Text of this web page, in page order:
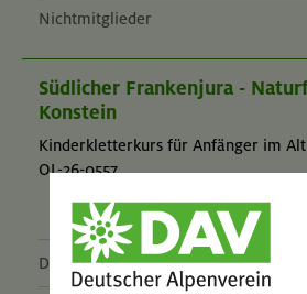
Nichtmitglieder
Südlicher Frankenjura -
Konstein
Kinderkletterkurs für Anfänger im
OL-26-0557
Datum